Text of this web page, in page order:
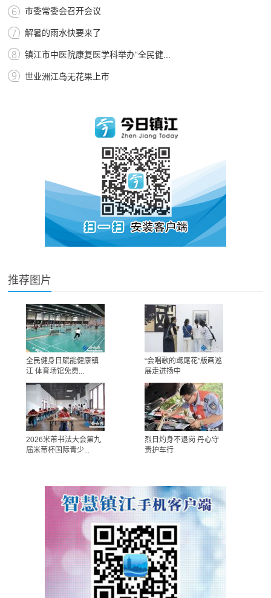
市委常委会召开会议
解暑的雨水快要来了
镇江市中医院康复医学科举办“全民健...
世业洲江岛无花果上市
推荐图片
全民健身日赋能健康镇
江 体育场馆免费...
“会唱歌的鸢尾花”版画巡
展走进扬中
2026米芾书法大会第九
届米芾杯国际青少...
烈日灼身不退岗 丹心守
责护车行